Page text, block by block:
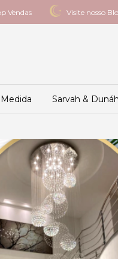
Vendas Visite nosso
Sarvah & Dunáh